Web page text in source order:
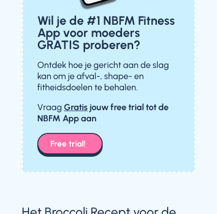
Wil je de #1 NBFM Fitness
App voor moeders
GRATIS proberen?
Ontdek hoe je gericht aan de slag
kan om je afval-, shape- en
fitheidsdoelen te behalen.
Vraag Gratisjouw free trialtot de
NBFM App aan
Free trial!